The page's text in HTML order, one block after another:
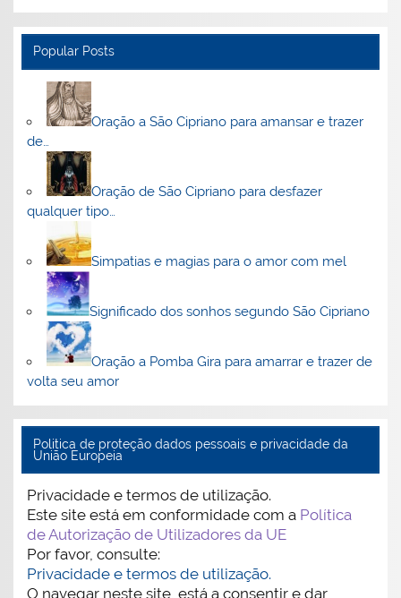
Popular Posts
Oração a São Cipriano para amansar e trazer
de…
Oração de São Cipriano para desfazer
qualquer tipo…
Simpatias e magias para o amor com mel
Significado dos sonhos segundo São Cipriano
Oração a Pomba Gira para amarrar e trazer de
volta seu amor
Politica de proteção dados pessoais e privacidade da
União Europeia
Privacidade e termos de utilização.
Este site está em conformidade com a Política
de Autorização de Utilizadores da UE
Por favor, consulte:
Privacidade e termos de utilização.
O navegar neste site, está a consentir e dar